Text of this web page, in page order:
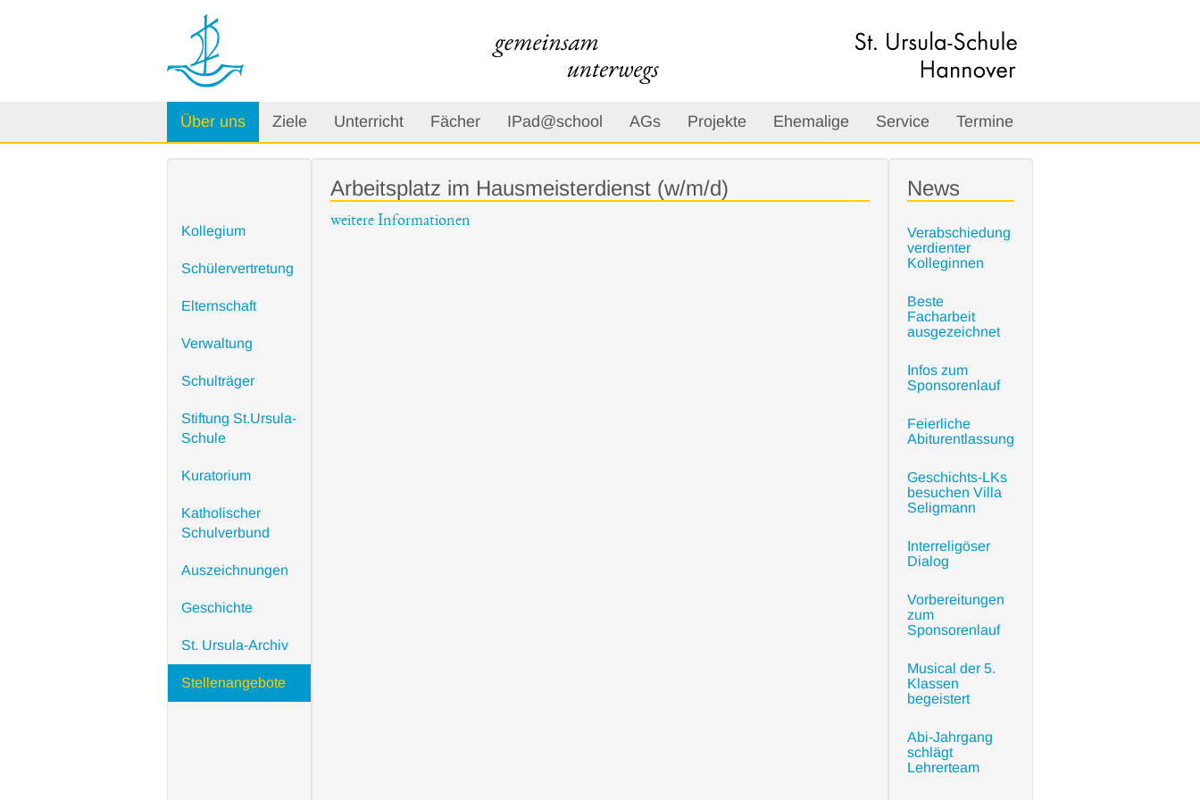
Über uns Ziele Unterricht Fächer IPad@school AGs Projekte Ehemalige Service Termine
Kollegium
Schülervertretung
Elternschaft
Verwaltung
Schulträger
Stiftung St.Ursula-
Schule
Kuratorium
Katholischer
Schulverbund
Auszeichnungen
Geschichte
St. Ursula-Archiv
Stellenangebote
Arbeitsplatz im Hausmeisterdienst (w/m/d)
weitere Informationen
News
Verabschiedung
verdienter
Kolleginnen
Beste
Facharbeit
ausgezeichnet
Infos zum
Sponsorenlauf
Feierliche
Abiturentlassung
Geschichts-LKs
besuchen Villa
Seligmann
Interreligöser
Dialog
Vorbereitungen
zum
Sponsorenlauf
Musical der 5.
Klassen
begeistert
Abi-Jahrgang
schlägt
Lehrerteam